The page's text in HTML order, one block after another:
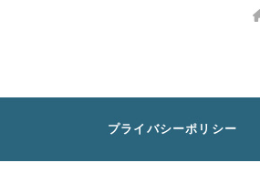
プライバシーポリシー